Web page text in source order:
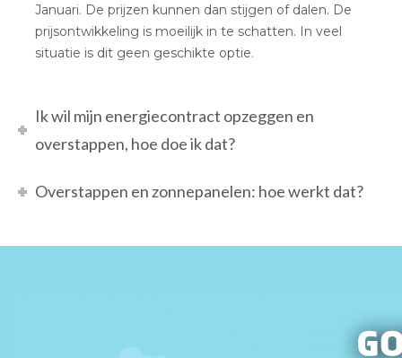
Januari. De prijzen kunnen dan stijgen of dalen. De
prijsontwikkeling is moeilijk in te schatten. In veel
situatie is dit geen geschikte optie.
Ik wil mijn energiecontract opzeggen en
overstappen, hoe doe ik dat?
Overstappen en zonnepanelen: hoe werkt dat?